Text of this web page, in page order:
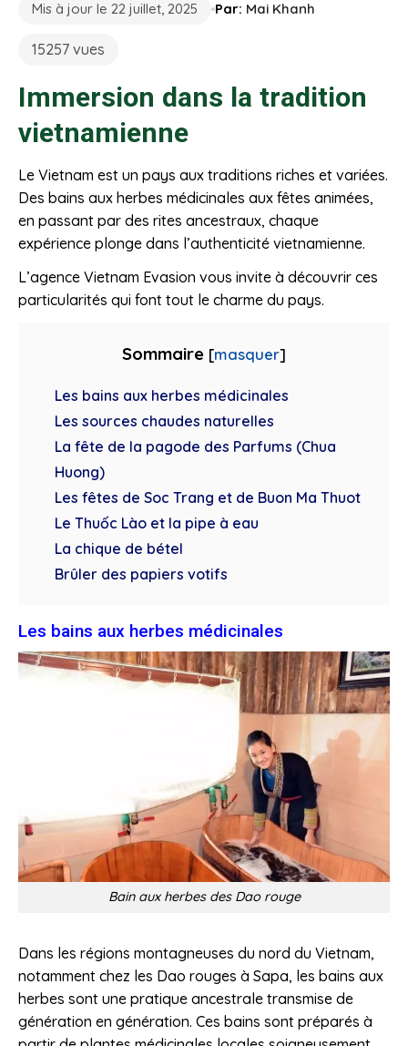
Mis à jour le 22 juillet, 2025 Par: Mai Khanh
15257 vues
Immersion dans la tradition
vietnamienne
Le Vietnam est un pays aux traditions riches et variées.
Des bains aux herbes médicinales aux fêtes animées,
en passant par des rites ancestraux, chaque
expérience plonge dans l’authenticité vietnamienne.
L’agence Vietnam Evasion vous invite à découvrir ces
particularités qui font tout le charme du pays.
Sommaire [masquer]
Les bains aux herbes médicinales
Les sources chaudes naturelles
La fête de la pagode des Parfums (Chua
Huong)
Les fêtes de Soc Trang et de Buon Ma Thuot
Le Thuốc Lào et la pipe à eau
La chique de bétel
Brûler des papiers votifs
Les bains aux herbes médicinales
Bain aux herbes des Dao rouge
Dans les régions montagneuses du nord du Vietnam,
notamment chez les Dao rouges à Sapa, les bains aux
herbes sont une pratique ancestrale transmise de
génération en génération. Ces bains sont préparés à